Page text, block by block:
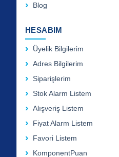
Blog
HESABIM
Üyelik Bilgilerim
Adres Bilgilerim
Siparişlerim
Stok Alarm Listem
Alışveriş Listem
Fiyat Alarm Listem
Favori Listem
KomponentPuan